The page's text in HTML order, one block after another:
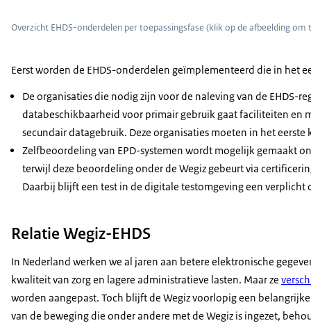
of wanneer je in een grensregio woont.
krijgen beter toegang tot anonieme
elektronische gezondheidsgegevens.
Alle lidstaten van de Europese Unie zetten
hiervoor een aparte organisatie op.
Onderzoek naar bijvoorbeeld nieuwe behandelingen
Er zijn ook regels.
Alle elektronische patiëntendossiers waar
zorgverleners gezondheidsgegevens opslaan,
moeten aan dezelfde eisen voldoen.
Zo kunnen de gegevens goed bekeken worden
Overzicht EHDS-onderdelen per toepassingsfase (klik op de afbeelding om
Eerst worden de EHDS-onderdelen geïmplementeerd die in het
De organisaties die nodig zijn voor de naleving van de EHDS-
databeschikbaarheid voor primair gebruik gaat faciliteiten en
secundair datagebruik. Deze organisaties moeten in het
Zelfbeoordeling van EPD-systemen wordt mogelijk gemaakt
terwijl deze beoordeling onder de Wegiz gebeurt via
Daarbij blijft een test in de digitale testomgeving een
Relatie Wegiz-EHDS
In Nederland werken we al jaren aan betere elektronische
kwaliteit van zorg en lagere administratieve lasten. Maar ze
worden aangepast. Toch blijft de Wegiz voorlopig een
van de beweging die onder andere met de Wegiz is ingezet,